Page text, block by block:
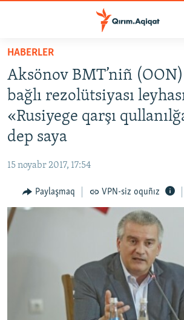
Esas
qaytmaq
Baş
navigatsiyağa
qaytmaq
Qıdıruvğa
HABERLER
SİYASET
İQTİSADİYAT
CEMİYET
İNSAN AQLARI
VİDEO
SÜRET
Українською
HABERLER
Aksönov BMT’niñ
bağlı rezolütsiyası
«Rusiyege qarşı
dep saya
15 noyabr 2017, 17:54
Paylaşmaq VPN-siz oquñız